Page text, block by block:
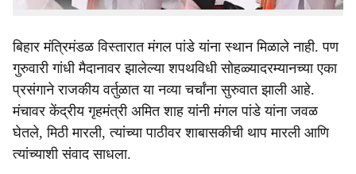
बिहार मंत्रिमंडळ विस्तारात मंगल पांडे यांना स्थान मिळाले नाही. पण
गुरुवारी गांधी मैदानावर झालेल्या शपथविधी सोहळ्यादरम्यानच्या एका
प्रसंगाने राजकीय वर्तुळात या नव्या चर्चांना सुरुवात झाली आहे.
मंचावर केंद्रीय गृहमंत्री अमित शाह यांनी मंगल पांडे यांना जवळ
घेतले, मिठी मारली, त्यांच्या पाठीवर शाबासकीची थाप मारली आणि
त्यांच्याशी संवाद साधला.